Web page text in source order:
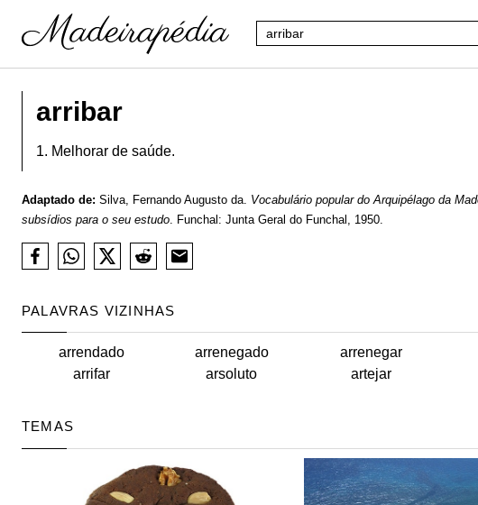
arribar
1. Melhorar de saúde.
Adaptado de: Silva, Fernando Augusto da. Vocabulário popular do Arquipélago da
subsídios para o seu estudo. Funchal: Junta Geral do Funchal, 1950.
PALAVRAS VIZINHAS
arrendado arrenegado arrenegar
arrifar
arsoluto artejar
TEMAS